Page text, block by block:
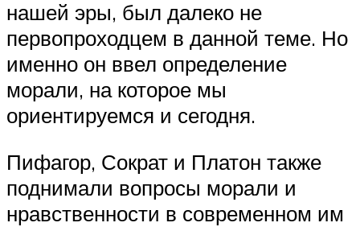
нашей эры, был далеко не
первопроходцем в данной теме. Но
именно он ввел определение
морали, на которое мы
ориентируемся и сегодня.
Пифагор, Сократ и Платон также
поднимали вопросы морали и
нравственности в современном им